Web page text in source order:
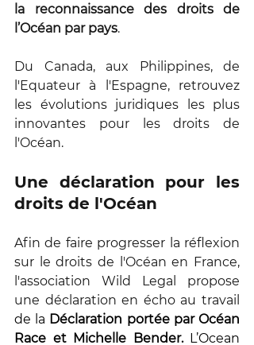
la reconnaissance des droits de
l’Océan par pays.
Du Canada, aux Philippines, de
l'Equateur à l'Espagne, retrouvez
les évolutions juridiques les plus
innovantes pour les droits de
l'Océan.
Une déclaration pour les
droits de l'Océan
Afin de faire progresser la réflexion
sur le droits de l'Océan en France,
l'association Wild Legal propose
de la Déclaration portée par Océan
Race et Michelle Bender. L’Ocean